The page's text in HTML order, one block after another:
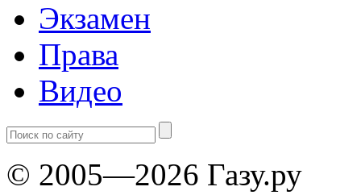
Экзамен
Права
Видео
© 2005—2026 Газу.ру